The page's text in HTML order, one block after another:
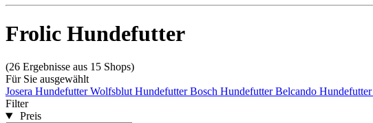
Frolic Hundefutter
(26 Ergebnisse aus 15 Shops)
Für Sie ausgewählt
Josera HundefutterWolfsblut HundefutterBosch HundefutterBelcando Hundefutter
Filter
Preis